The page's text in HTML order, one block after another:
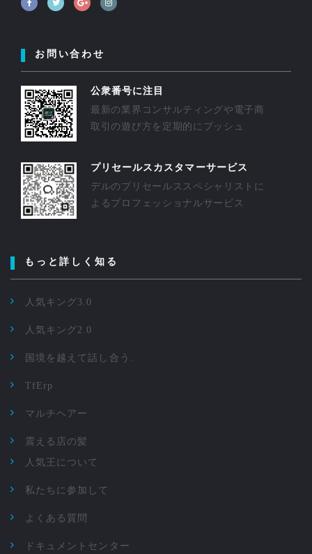
お問い合わせ
公衆番号に注目
最新の業界コンサルティングや電子商
取引の遊び方を定期的にプッシュ
プリセールスカスタマーサービス
デルのプリセールススペシャリストに
よるプロフェッショナルサービス
もっと詳しく知る
人気キング3.0
人気キング2.0
国境を越えて話し合う.
TfErp
マルチヘアー
震える店の髪
人気王について
私たちに参加して
よくある質問
ドキュメントセンター